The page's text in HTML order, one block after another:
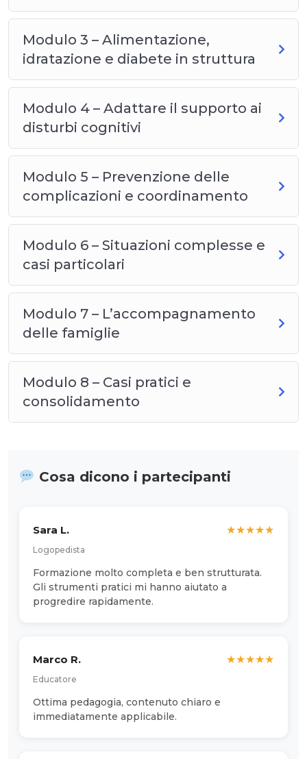
Modulo 3 – Alimentazione,
idratazione e diabete in struttura
Modulo 4 – Adattare il supporto ai
disturbi cognitivi
Modulo 5 – Prevenzione delle
complicazioni e coordinamento
Modulo 6 – Situazioni complesse e
casi particolari
Modulo 7 – L’accompagnamento
delle famiglie
Modulo 8 – Casi pratici e
consolidamento
Cosa dicono i partecipanti
Sara L.
Logopedista
★★★★★
Formazione molto completa e ben strutturata.
Gli strumenti pratici mi hanno aiutato a
progredire rapidamente.
Marco R.
Educatore
★★★★★
Ottima pedagogia, contenuto chiaro e
immediatamente applicabile.